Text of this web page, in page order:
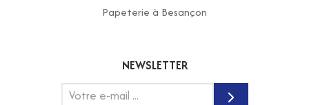
Papeterie à Besançon
NEWSLETTER